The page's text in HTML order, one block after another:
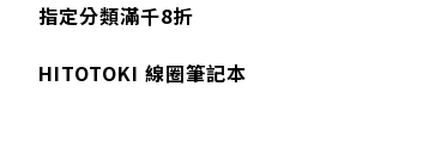
指定分類滿千8折
HITOTOKI 線圈筆記本